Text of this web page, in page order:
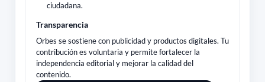
ciudadana.
Transparencia
Orbes se sostiene con publicidad y productos digitales. Tu
contribución es voluntaria y permite fortalecer la
independencia editorial y mejorar la calidad del
contenido.